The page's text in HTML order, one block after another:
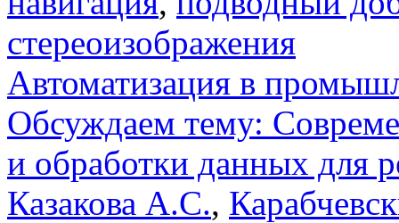
стереоизображения
Автоматизация в
Обсуждаем тему:
и обработки данных для
Казакова А.С.,